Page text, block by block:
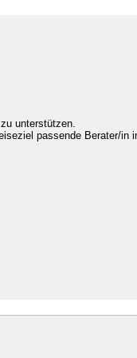
unterstützen.
passende Berater/in